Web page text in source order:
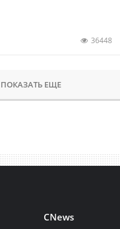
36448
ПОКАЗАТЬ ЕЩЕ
CNews